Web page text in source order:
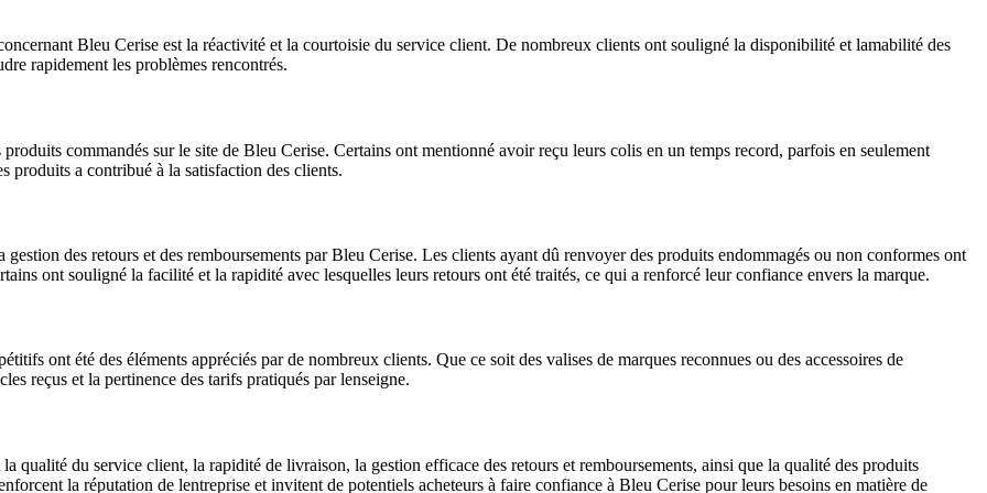
Bleu Cerise est la réactivité et la courtoisie du service client. De nombreux clients ont souligné la disponibilité et lamabilité des
rapidement les problèmes rencontrés.
commandés sur le site de Bleu Cerise. Certains ont mentionné avoir reçu leurs colis en un temps record, parfois en seulement
produits a contribué à la satisfaction des clients.
des retours et des remboursements par Bleu Cerise. Les clients ayant dû renvoyer des produits endommagés ou non conformes ont
ont souligné la facilité et la rapidité avec lesquelles leurs retours ont été traités, ce qui a renforcé leur confiance envers la marque.
ont été des éléments appréciés par de nombreux clients. Que ce soit des valises de marques reconnues ou des accessoires de
reçus et la pertinence des tarifs pratiqués par lenseigne.
qualité du service client, la rapidité de livraison, la gestion efficace des retours et remboursements, ainsi que la qualité des produits
la réputation de lentreprise et invitent de potentiels acheteurs à faire confiance à Bleu Cerise pour leurs besoins en matière de